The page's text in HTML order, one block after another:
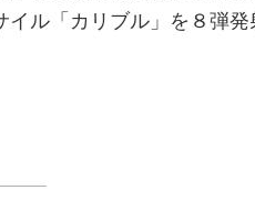
ル「カリブル」を８弾発